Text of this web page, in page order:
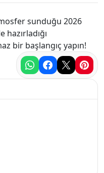
sunduğu 2026
hazırladığı
bir başlangıç yapın!